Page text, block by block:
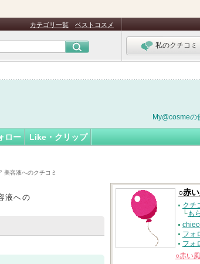
カテゴリ一覧 ベストコスメ
私のクチコミ
My@cosmeの
ロー Like・クリップ
美容液へのクチコミ
液への
○赤
クチ
└も
フォ
フォ
○赤い